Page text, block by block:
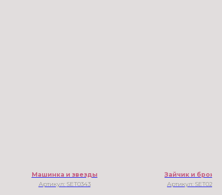
Машинка и звезды
Артикул: SET0343
Зайчик и бронза
Артикул: SET0266